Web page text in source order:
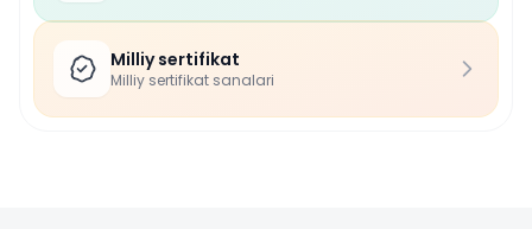
Milliy sertifikat
Milliy sertifikat sanalari